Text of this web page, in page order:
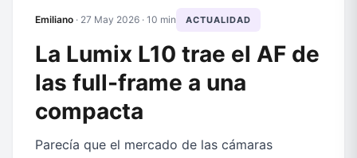
Emiliano · 27 May 2026 · 10 min ACTUALIDAD
La Lumix L10 trae el AF de
las full-frame a una
compacta
Parecía que el mercado de las cámaras